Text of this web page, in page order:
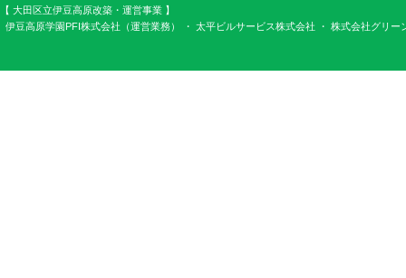
【 大田区立伊豆高原改築・運営事業 】
伊豆高原学園PFI株式会社（運営業務） ・ 太平ビルサービス株式会社 ・ 株式会社グリー